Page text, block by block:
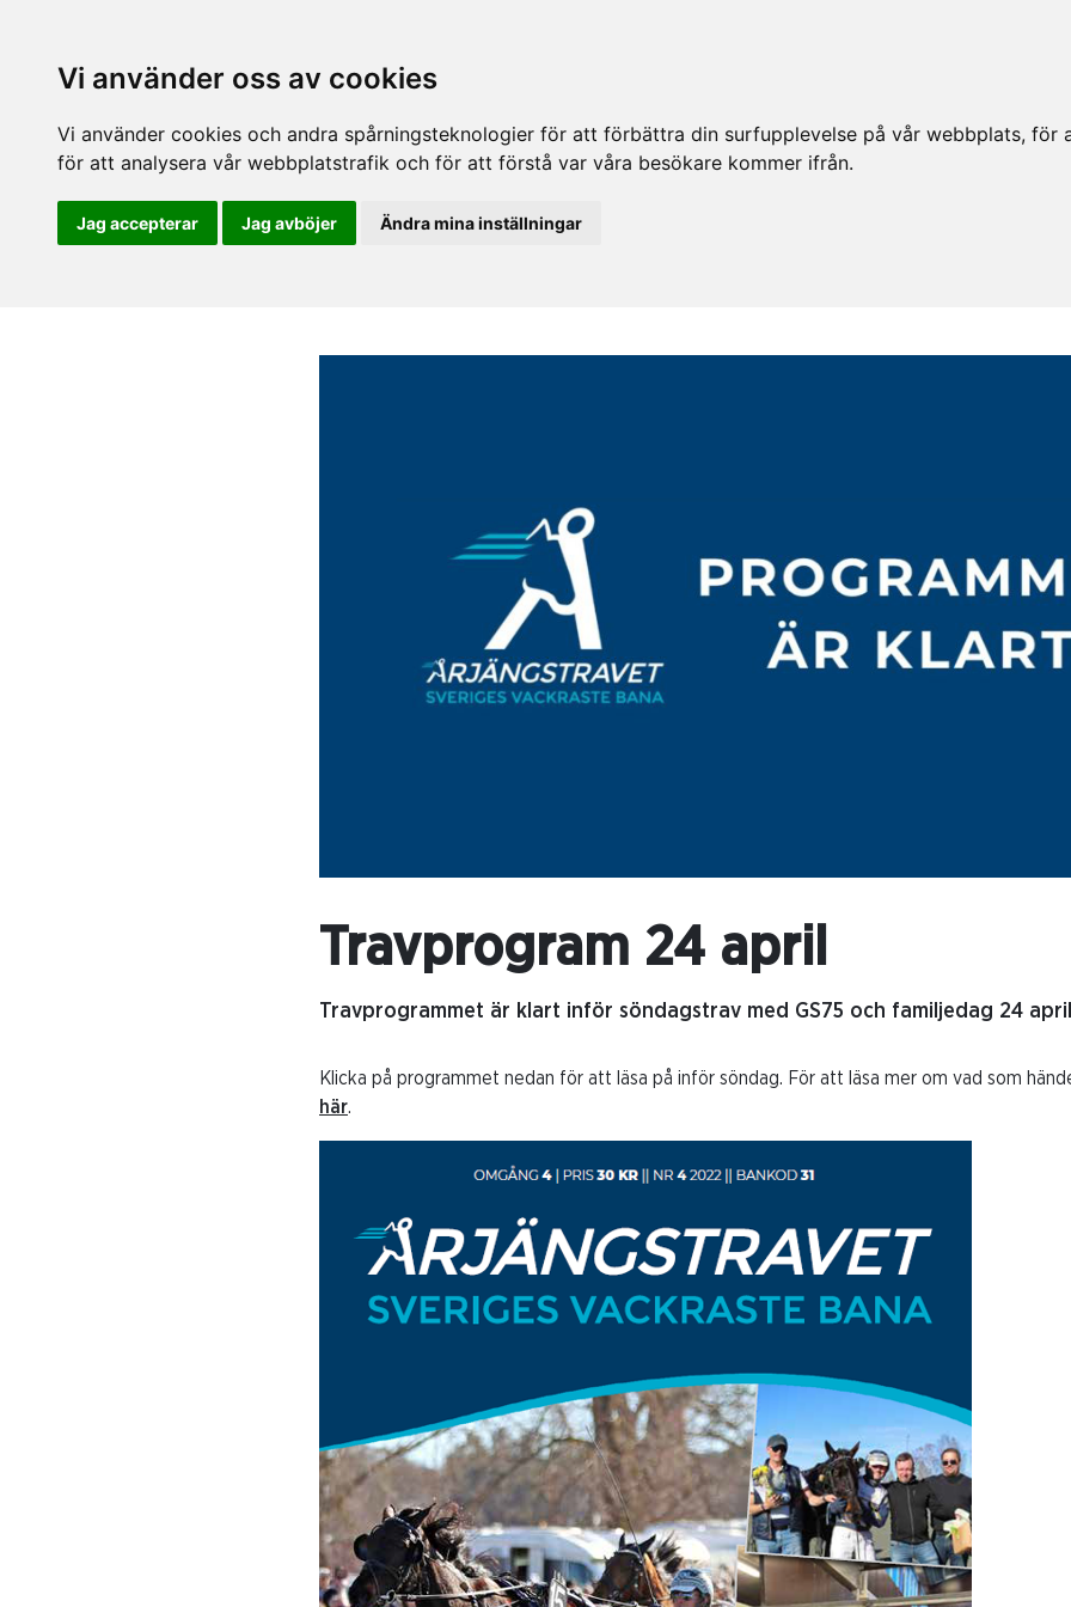
Vi använder oss av cookies
Vi använder cookies och andra spårningsteknologier för att förbättra din surfupplevelse på vår webbplats, för
för att analysera vår webbplatstrafik och för att förstå var våra besökare kommer ifrån.
Jag accepterar Jag avböjer Ändra mina inställningar
Travprogram 24 april
Travprogrammet är klart inför söndagstrav med GS75 och familjedag 24
Klicka på programmet nedan för att läsa på inför söndag. För att läsa mer om vad som
här.